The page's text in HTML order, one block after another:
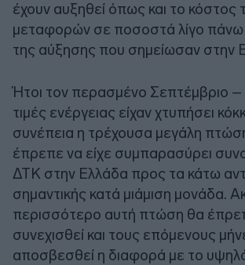
έχουν αυξηθεί όπως και το κόστος
μεταφορών σε ποσοστά λίγο
της αύξησης που σημείωσαν στην
Ήτοι τον περασμένο Σεπτέμβριο –
τιμές ενέργειας είχαν χτυπήσει
συνέπεια η τρέχουσα μεγάλη
έπρεπε να είχε συμπαρασύρει
ΔΤΚ στην Ελλάδα προς τα κάτω
σημαντικής κατά μιάμιση μονάδα.
περισσότερο αυτή πτώση θα
συνεχισθεί και τους επόμενους
αποσβεσθεί η διαφορά με το